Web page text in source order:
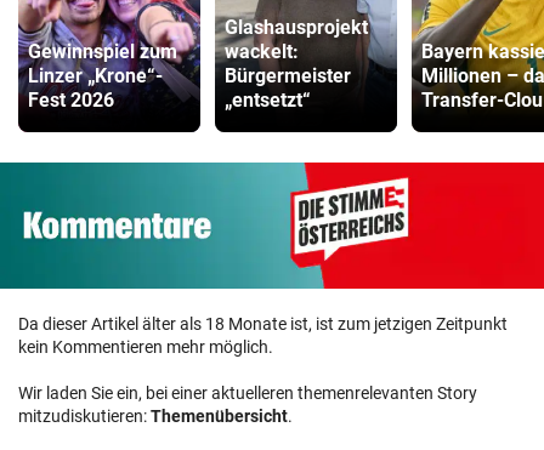
Gewinnspiel zum
Linzer „Krone“-
Fest 2026
Glashausprojekt
wackelt:
Bürgermeister
„entsetzt“
Bayern
Millionen –
Transfer-Clou
Da dieser Artikel älter als 18 Monate ist, ist zum jetzigen Zeitpunkt
kein Kommentieren mehr möglich.
Wir laden Sie ein, bei einer aktuelleren themenrelevanten Story
mitzudiskutieren:Themenübersicht.